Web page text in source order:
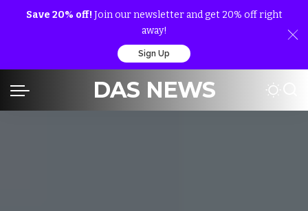
Save 20% off! Join our newsletter and get 20% off right
away!
Sign Up
DAS NEWS